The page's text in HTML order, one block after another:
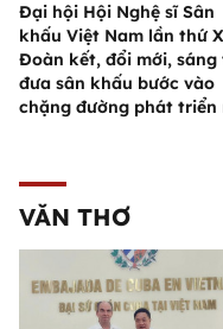
Đại hội Hội Nghệ sĩ Sân
khấu Việt Nam lần thứ
Đoàn kết, đổi mới, sáng
đưa sân khấu bước vào
chặng đường phát triển
VĂN THƠ